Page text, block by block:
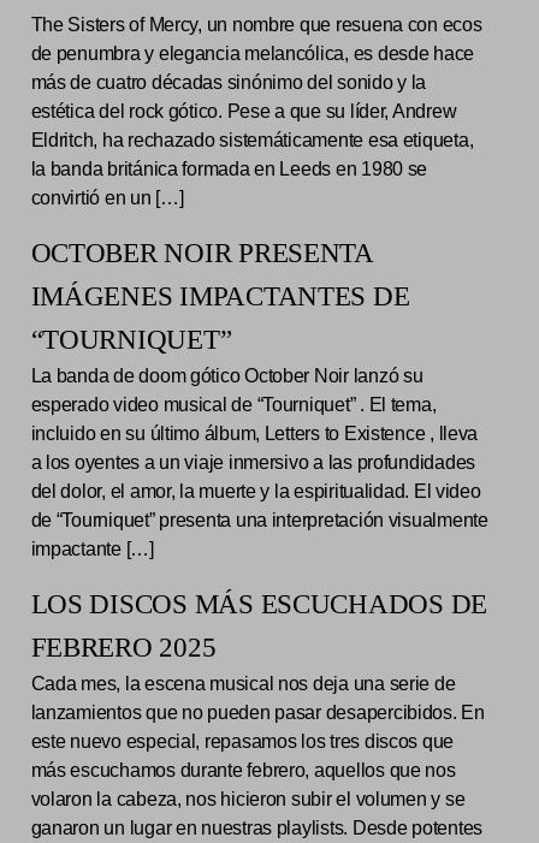
The Sisters of Mercy, un nombre que resuena con ecos
de penumbra y elegancia melancólica, es desde hace
más de cuatro décadas sinónimo del sonido y la
estética del rock gótico. Pese a que su líder, Andrew
Eldritch, ha rechazado sistemáticamente esa etiqueta,
la banda británica formada en Leeds en 1980 se
convirtió en un […]
OCTOBER NOIR PRESENTA
IMÁGENES IMPACTANTES DE
“TOURNIQUET”
La banda de doom gótico October Noir lanzó su
esperado video musical de “Tourniquet” . El tema,
incluido en su último álbum, Letters to Existence , lleva
a los oyentes a un viaje inmersivo a las profundidades
del dolor, el amor, la muerte y la espiritualidad. El video
de “Tourniquet” presenta una interpretación visualmente
impactante […]
LOS DISCOS MÁS ESCUCHADOS DE
FEBRERO 2025
Cada mes, la escena musical nos deja una serie de
lanzamientos que no pueden pasar desapercibidos. En
este nuevo especial, repasamos los tres discos que
más escuchamos durante febrero, aquellos que nos
volaron la cabeza, nos hicieron subir el volumen y se
ganaron un lugar en nuestras playlists. Desde potentes